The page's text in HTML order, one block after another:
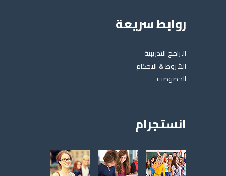
روابط سريعة
البرامج التدريبية
الشروط & الاحكام
الخصوصية
انستجرام